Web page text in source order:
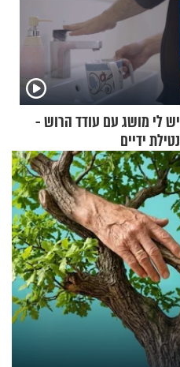
יש לי מושג עם עודד הרוש -
נטילת ידיים